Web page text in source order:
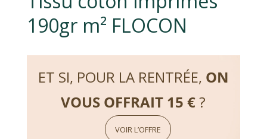
190gr m² FLOCON
ET SI, POUR LA RENTRÉE, ON
VOUS OFFRAIT 15 €?
VOIR L’OFFRE